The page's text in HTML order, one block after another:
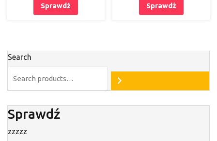
Sprawdź Sprawdź
Search
Sprawdź
zzzzz